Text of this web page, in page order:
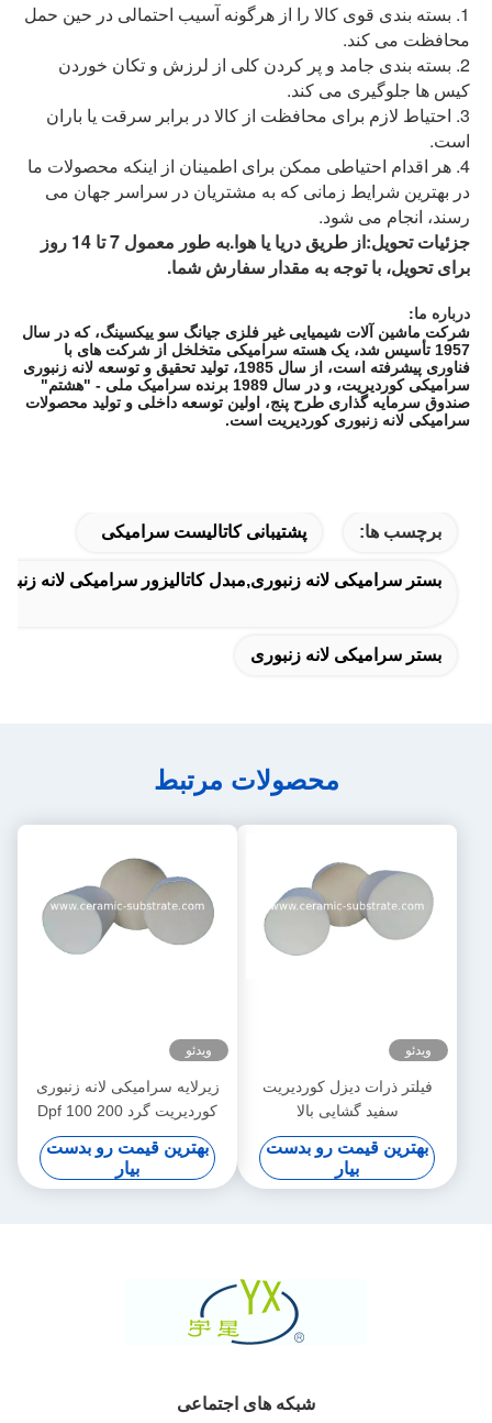
1. بسته بندی قوی کالا را از هرگونه آسیب احتمالی در حین حمل
محافظت می کند.
2. بسته بندی جامد و پر کردن کلی از لرزش و تکان خوردن
کیس ها جلوگیری می کند.
3. احتیاط لازم برای محافظت از کالا در برابر سرقت یا باران
است.
4. هر اقدام احتیاطی ممکن برای اطمینان از اینکه محصولات ما
در بهترین شرایط زمانی که به مشتریان در سراسر جهان می
رسند، انجام می شود.
جزئیات تحویل:
از طریق دریا یا هوا.به طور معمول 7 تا 14 روز
برای تحویل، با توجه به مقدار سفارش شما.
درباره ما:
شرکت ماشین آلات شیمیایی غیر فلزی جیانگ سو ییکسینگ، که در سال
1957 تأسیس شد، یک هسته سرامیکی متخلخل از شرکت های با
فناوری پیشرفته است، از سال 1985، تولید تحقیق و توسعه لانه زنبوری
سرامیکی کوردیریت، و در سال 1989 برنده سرامیک ملی - "هشتم"
صندوق سرمایه گذاری طرح پنج، اولین توسعه داخلی و تولید محصولات
سرامیکی لانه زنبوری کوردیریت است.
برچسب ها: پشتیبانی کاتالیست سرامیکی
بستر سرامیکی لانه زنبوری,مبدل کاتالیزور سرامیکی لانه
بستر سرامیکی لانه زنبوری
محصولات مرتبط
ویدئو
فیلتر ذرات دیزل کوردیریت
سفید گشایی بالا
بهترین قیمت رو بدست
بیار
ویدئو
زیرلایه سرامیکی لانه زنبوری
کوردیریت گرد Dpf 100 200
CPSI تراکم سلولی
بهترین قیمت رو بدست
بیار
شبکه های اجتماعی